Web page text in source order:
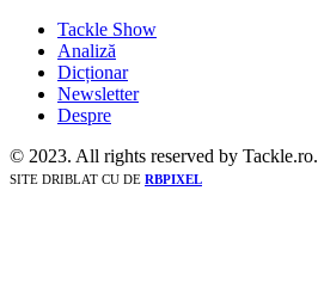
Tackle Show
Analiză
Dicționar
Newsletter
Despre
© 2023. All rights reserved by Tackle.ro.
SITE DRIBLAT CU DE RBPIXEL